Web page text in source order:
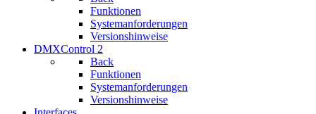
Funktionen
Systemanforderungen
Versionshinweise
DMXControl 2
Back
Funktionen
Systemanforderungen
Versionshinweise